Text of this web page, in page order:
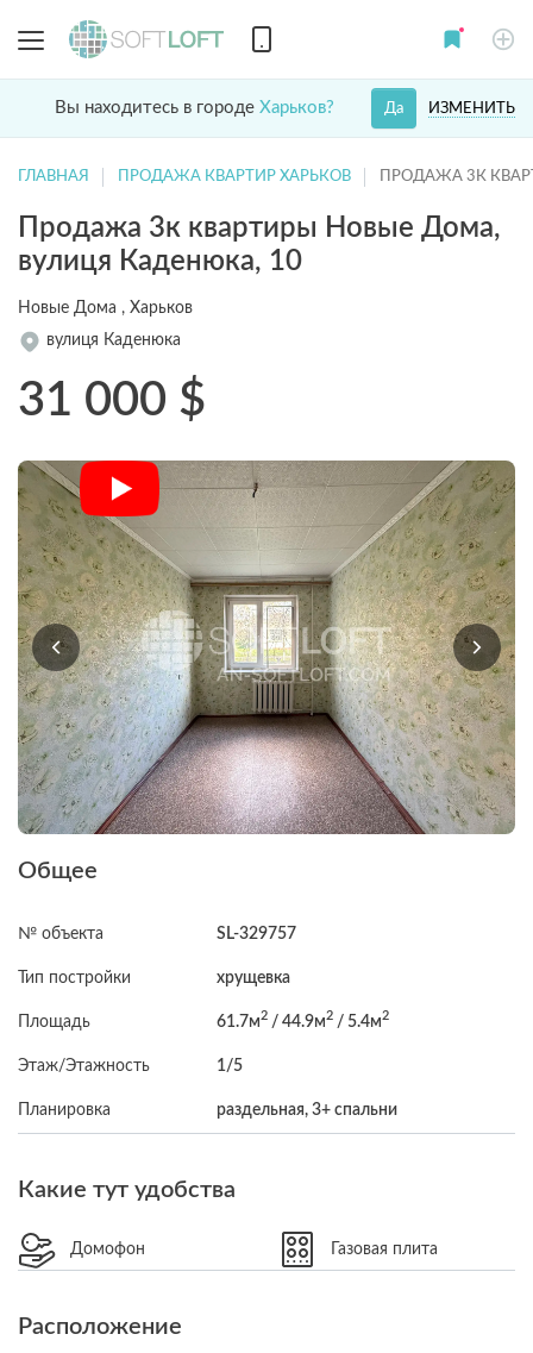
Вы находитесь в городе Харьков? ИЗМЕНИТЬ
Да
ГЛАВНАЯ ПРОДАЖА КВАРТИР ХАРЬКОВ ПРОДАЖА 3К
Продажа 3к квартиры Новые Дома,
вулиця Каденюка, 10
Новые Дома , Харьков
вулиця Каденюка
31 000 $
Общее
№ объекта SL-329757
Тип постройки хрущевка
Площадь 61.7м2 / 44.9м2 / 5.4м2
Этаж/Этажность 1/5
Планировка раздельная, 3+ спальни
Какие тут удобства
Домофон Газовая плита
Расположение